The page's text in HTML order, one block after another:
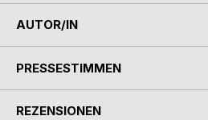
AUTOR/IN
PRESSESTIMMEN
REZENSIONEN